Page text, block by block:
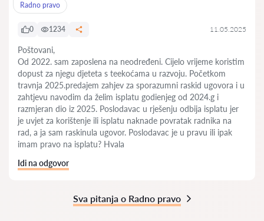
Radno pravo
0 1234 11.05.2025
Poštovani,
Od 2022. sam zaposlena na neodređeni. Cijelo vrijeme koristim
dopust za njegu djeteta s teekoćama u razvoju. Početkom
travnja 2025.predajem zahjev za sporazumni raskid ugovora i u
zahtjevu navodim da želim isplatu godienjeg od 2024.g i
razmjeran dio iz 2025. Poslodavac u rješenju odbija isplatu jer
je uvjet za korištenje ili isplatu naknade povratak radnika na
rad, a ja sam raskinula ugovor. Poslodavac je u pravu ili ipak
imam pravo na isplatu? Hvala
Idi na odgovor
Sva pitanja o Radno pravo